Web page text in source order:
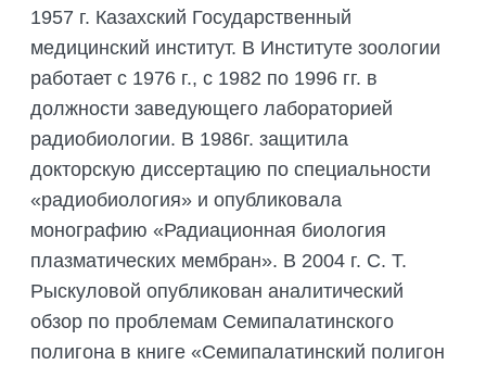
1957 г. Казахский Государственный
медицинский институт. В Институте зоологии
работает с 1976 г., с 1982 по 1996 гг. в
должности заведующего лабораторией
радиобиологии. В 1986г. защитила
докторскую диссертацию по специальности
«радиобиология» и опубликовала
монографию «Радиационная биология
плазматических мембран». В 2004 г. С. Т.
Рыскуловой опубликован аналитический
обзор по проблемам Семипалатинского
полигона в книге «Семипалатинский полигон